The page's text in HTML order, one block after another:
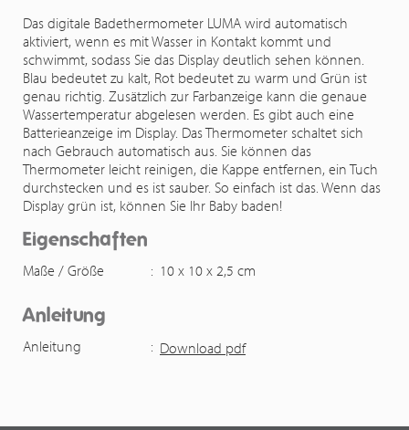
Das digitale Badethermometer LUMA wird automatisch
aktiviert, wenn es mit Wasser in Kontakt kommt und
schwimmt, sodass Sie das Display deutlich sehen können.
Blau bedeutet zu kalt, Rot bedeutet zu warm und Grün ist
genau richtig. Zusätzlich zur Farbanzeige kann die genaue
Wassertemperatur abgelesen werden. Es gibt auch eine
Batterieanzeige im Display. Das Thermometer schaltet sich
nach Gebrauch automatisch aus. Sie können das
Thermometer leicht reinigen, die Kappe entfernen, ein Tuch
durchstecken und es ist sauber. So einfach ist das. Wenn das
Display grün ist, können Sie Ihr Baby baden!
Eigenschaften
Maße / Größe : 10 x 10 x 2,5 cm
Anleitung
Anleitung : Download pdf